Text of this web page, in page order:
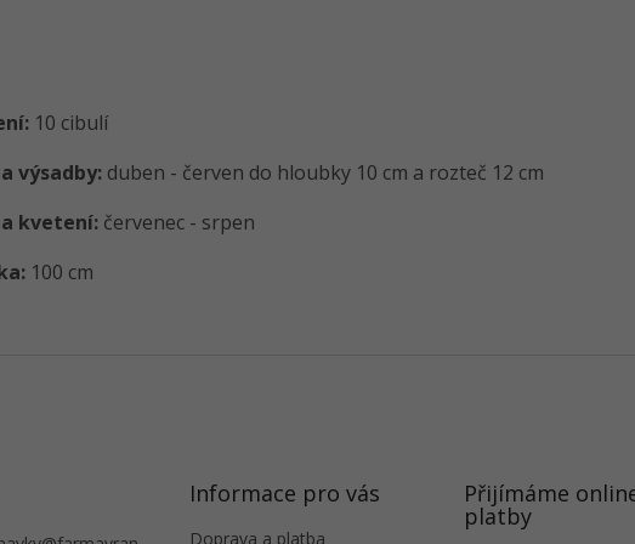
10 cibulí
výsadby: duben - červen do hloubky 10 cm a rozteč 12 cm
kvetení: červenec - srpen
100 cm
Informace pro vás
Doprava a platba
Přijímáme
platby